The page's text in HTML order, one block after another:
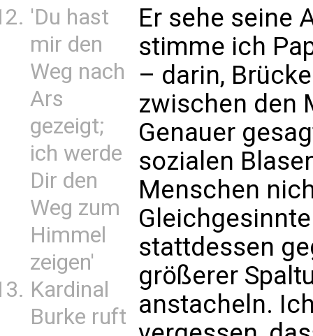
'Du hast
mir den
Weg nach
Ars
gezeigt;
ich werde
Dir den
Weg zum
Himmel
zeigen'
Kardinal
Burke ruft
Er sehe seine
stimme ich
– darin,
zwischen den
Genauer
sozialen
Menschen
stattdessen
größerer
anstacheln.